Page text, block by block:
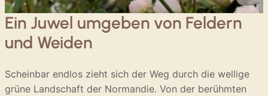
Ein Juwel umgeben von Feldern
und Weiden
Scheinbar endlos zieht sich der Weg durch die wellige
grüne Landschaft der Normandie. Von der berühmten